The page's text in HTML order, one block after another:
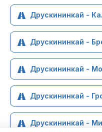
Друскининкай -
Друскининкай -
Друскининкай -
Друскининкай -
Друскининкай -